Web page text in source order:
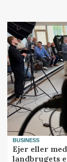
BUSINESS
Ejer eller
landbrugets